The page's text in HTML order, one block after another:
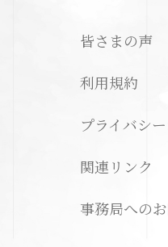
皆さまの声
利用規約
プライバシ
関連リンク
事務局への